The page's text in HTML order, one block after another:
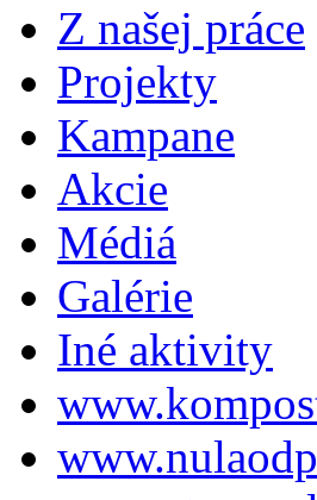
Z našej práce
Projekty
Kampane
Akcie
Médiá
Galérie
Iné aktivity